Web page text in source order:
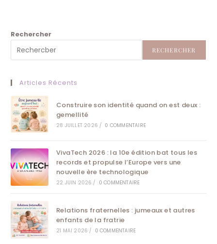
Rechercher
RECHERCHER
Articles Récents
Construire son identité quand on est deux :
gemellité
28 JUILLET 2026 / 0 COMMENTAIRE
VivaTech 2026 : la 10e édition bat tous les
records et propulse l’Europe vers une
nouvelle ère technologique
22 JUIN 2026 / 0 COMMENTAIRE
Relations fraternelles : jumeaux et autres
enfants de la fratrie
21 MAI 2026 / 0 COMMENTAIRE